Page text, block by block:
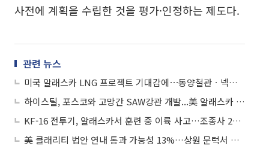
사전에 계획을 수립한 것을 평가·인정하는 제도다.
관련 뉴스
미국 알래스카 LNG 프로젝트 기대감에⋯동양철관ㆍ넥스틸ㆍ하이스틸 등 들썩
하이스틸, 포스코와 고망간 SAW강관 개발...美 알래스카 컨퍼런스 참석에 상승세
KF-16 전투기, 알래스카서 훈련 중 이륙 사고…조종사 2명 비상탈출
美 클래리티 법안 연내 통과 가능성 13%…상원 문턱서 제동